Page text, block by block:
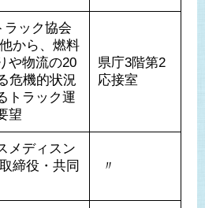
ラック協会
から、燃料
や物流の20
危機的状況
トラック運
望
県庁3階第2
応接室
メディスン
締役・共同
〃